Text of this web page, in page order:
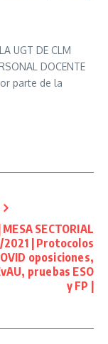
UGT DE CLM
DOCENTE
parte de la
| MESA SECTORIAL
| Protocolos
oposiciones,
pruebas ESO
y FP |